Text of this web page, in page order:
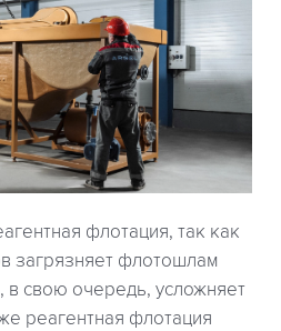
флотация, так как
загрязняет флотошлам
в свою очередь, усложняет
реагентная флотация